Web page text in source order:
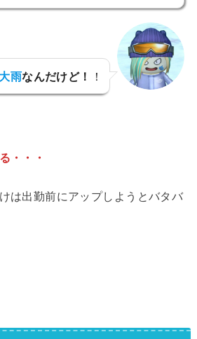
大雨なんだけど！ ！
・・・
は出勤前にアップしようとバタバ